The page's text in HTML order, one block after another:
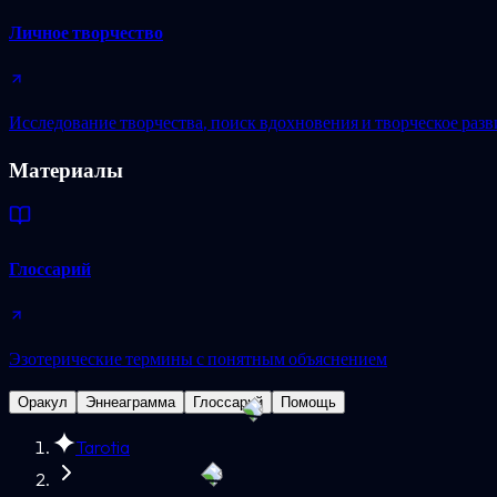
Личное творчество
Исследование творчества, поиск вдохновения и творческое
Материалы
Глоссарий
Эзотерические термины с понятным объяснением
Оракул Эннеаграмма Глоссарий Помощь
Tarotia